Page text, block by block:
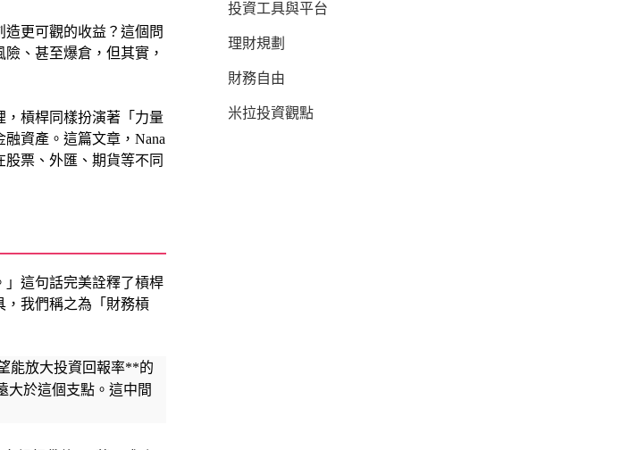
更可觀的收益？這個問
、甚至爆倉，但其實，
，槓桿同樣扮演著「力量
資產。這篇文章，Nana
票、外匯、期貨等不同
」這句話完美詮釋了槓桿
我們稱之為「財務槓
能放大投資回報率**的
大於這個支點。這中間
投資工具與平台
理財規劃
財務自由
米拉投資觀點